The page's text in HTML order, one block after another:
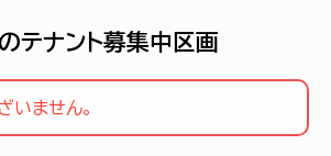
テナント募集中区画
いません。